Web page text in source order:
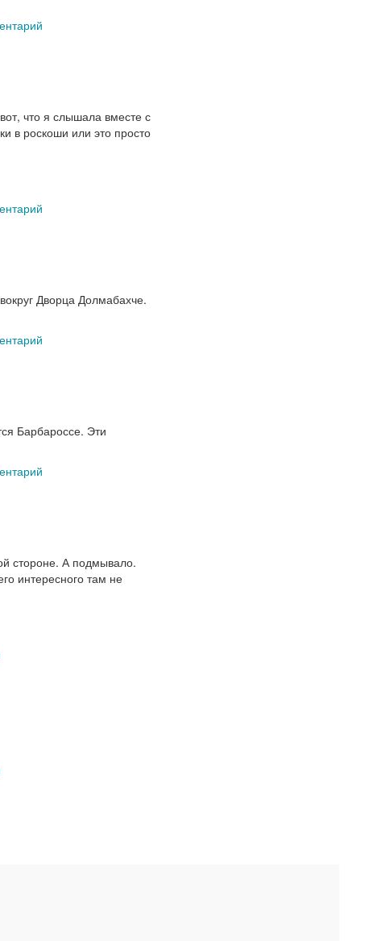
что я слышала вместе с
в роскоши или это просто
Дворца Долмабахче.
Барбароссе. Эти
стороне. А подмывало.
интересного там не